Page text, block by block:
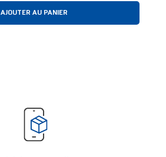
AJOUTER AU PANIER